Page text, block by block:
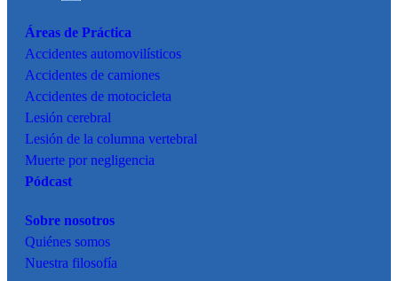
Áreas de Práctica
Accidentes automovilísticos
Accidentes de camiones
Accidentes de motocicleta
Lesión cerebral
Lesión de la columna vertebral
Muerte por negligencia
Pódcast
Sobre nosotros
Quiénes somos
Nuestra filosofía